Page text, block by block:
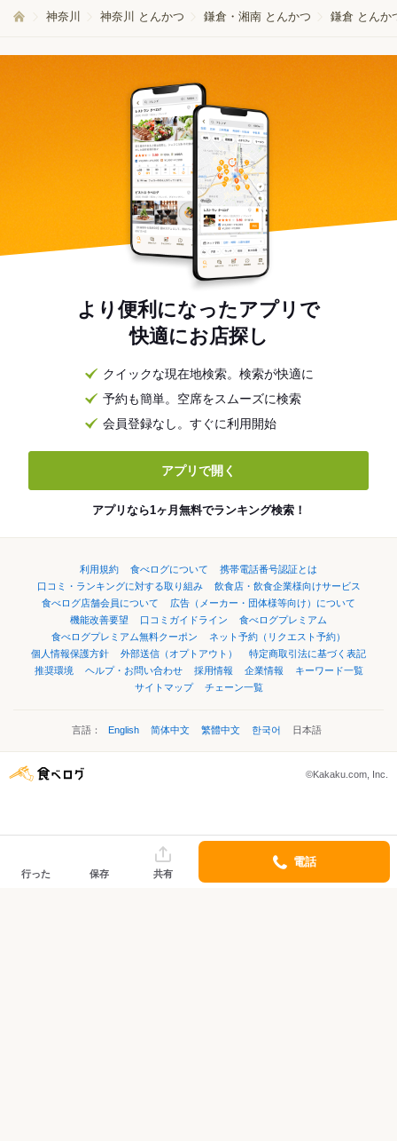
神奈川 神奈川 とんかつ 鎌倉・湘南 とんかつ 鎌倉 とんか
より便利になったアプリで
快適にお店探し
クイックな現在地検索。検索が快適に
予約も簡単。空席をスムーズに検索
会員登録なし。すぐに利用開始
アプリで開く
アプリなら1ヶ月無料でランキング検索！
利用規約 食べログについて
携帯電話番号認証とは
口コミ・ランキングに対する取り組み
飲食店・飲食企業様向けサービス
食べログ店舗会員について
広告（メーカー・団体様等向け）について
機能改善要望
口コミガイドライン
食べログプレミアム
食べログプレミアム無料クーポン
ネット予約（リクエスト予約）
個人情報保護方針
外部送信（オプトアウト）
特定商取引法に基づく表記
推奨環境
ヘルプ・お問い合わせ 採用情報 企業情報
キーワード一覧
サイトマップ
チェーン一覧
言語： English 简体中文 繁體中文 한국어 日本語
©Kakaku.com, Inc.
行った 保存 共有
電話